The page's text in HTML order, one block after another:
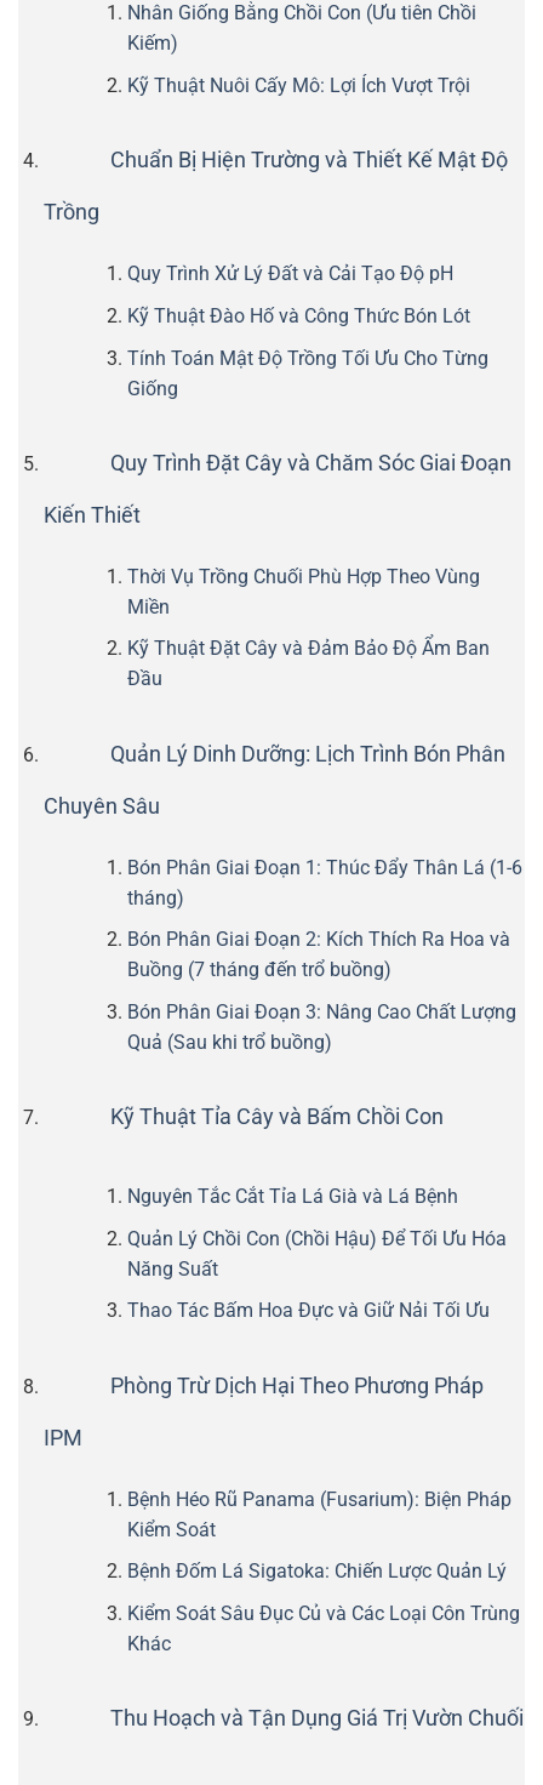
Nhân Giống Bằng Chồi Con (Ưu tiên Chồi
Kiếm)
Kỹ Thuật Nuôi Cấy Mô: Lợi Ích Vượt Trội
Chuẩn Bị Hiện Trường và Thiết Kế Mật Độ
Trồng
Quy Trình Xử Lý Đất và Cải Tạo Độ pH
Kỹ Thuật Đào Hố và Công Thức Bón Lót
Tính Toán Mật Độ Trồng Tối Ưu Cho Từng
Giống
Quy Trình Đặt Cây và Chăm Sóc Giai Đoạn
Kiến Thiết
Thời Vụ Trồng Chuối Phù Hợp Theo Vùng
Miền
Kỹ Thuật Đặt Cây và Đảm Bảo Độ Ẩm Ban
Đầu
Quản Lý Dinh Dưỡng: Lịch Trình Bón Phân
Chuyên Sâu
Bón Phân Giai Đoạn 1: Thúc Đẩy Thân Lá (1-6
tháng)
Bón Phân Giai Đoạn 2: Kích Thích Ra Hoa và
Buồng (7 tháng đến trổ buồng)
Bón Phân Giai Đoạn 3: Nâng Cao Chất Lượng
Quả (Sau khi trổ buồng)
Kỹ Thuật Tỉa Cây và Bấm Chồi Con
Nguyên Tắc Cắt Tỉa Lá Già và Lá Bệnh
Quản Lý Chồi Con (Chồi Hậu) Để Tối Ưu Hóa
Năng Suất
Thao Tác Bấm Hoa Đực và Giữ Nải Tối Ưu
Phòng Trừ Dịch Hại Theo Phương Pháp
IPM
Bệnh Héo Rũ Panama (Fusarium): Biện Pháp
Kiểm Soát
Bệnh Đốm Lá Sigatoka: Chiến Lược Quản Lý
Kiểm Soát Sâu Đục Củ và Các Loại Côn Trùng
Khác
Thu Hoạch và Tận Dụng Giá Trị Vườn Chuối